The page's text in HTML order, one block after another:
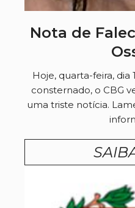
Nota de
Hoje, quarta-feira, dia
consternado, o CBG
uma triste notícia.